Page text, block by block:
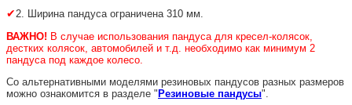
✔2. Ширина пандуса ограничена 310 мм.
ВАЖНО! В случае использования пандуса для кресел-колясок,
дестких колясок, автомобилей и т.д. необходимо как минимум 2
пандуса под каждое колесо.
Со альтернативными моделями резиновых пандусов разных размеров
можно ознакомится в разделе " Резиновые пандусы".